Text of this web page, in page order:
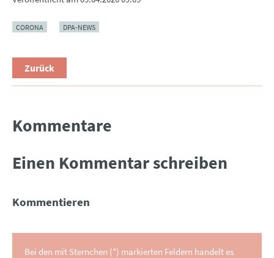
CORONA DPA-NEWS
Zurück
Kommentare
Einen Kommentar schreiben
Kommentieren
Bei den mit Sternchen (*) markierten Feldern handelt es